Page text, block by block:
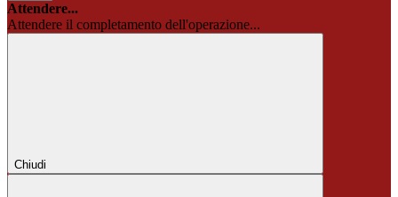
Attendere...
Attendere il completamento dell'operazione...
Chiudi